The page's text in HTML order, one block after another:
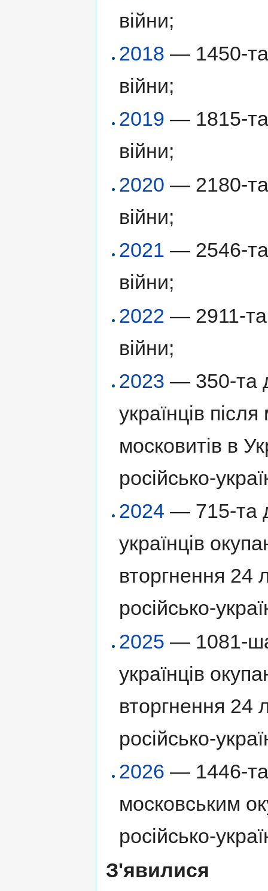
війни;
2018 — 1450-та
війни;
2019 — 1815-та
війни;
2020 — 2180-та
війни;
2021 — 2546-та
війни;
2022 — 2911-та
війни;
2023 — 350-та
українців
московитів в
російсько-
2024 — 715-та
українців
вторгнення 24
російсько-
2025 — 1081-ша
українців
вторгнення 24
російсько-
2026 — 1446-та
московським
російсько-
З'явилися